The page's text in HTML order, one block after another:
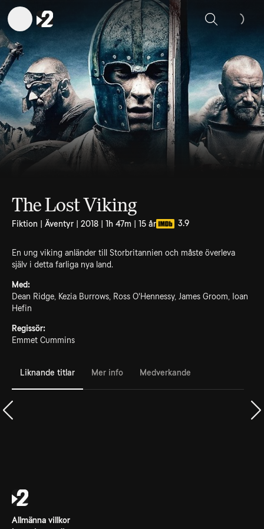
Sök
The Lost Viking
Fiktion | Äventyr | 2018 | 1h 47m | 15 år 3.9
En ung viking anländer till Storbritannien och måste överleva
själv i detta farliga nya land.
Med:
Dean Ridge, Kezia Burrows, Ross O'Hennessy, James Groom, Ioan
Hefin
Regissör:
Emmet Cummins
Liknande titlar Mer info Medverkande
Allmänna villkor